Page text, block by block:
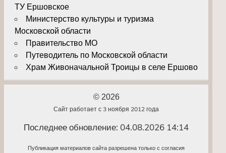
ТУ Ершовское
Министерство культуры и туризма
Московской области
Правительство МО
Путеводитель по Московской области
Храм Живоначальной Троицы в селе Ершово
© 2026
Сайт работает с 3 ноября 2012 года
Последнее обновление: 04.08.2026 14:14
Публикация материалов сайта разрешена только с согласия